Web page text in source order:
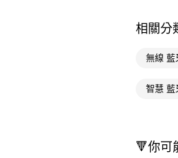
相關分
無線 藍
智慧 藍
🔻你可